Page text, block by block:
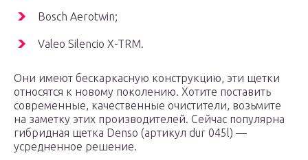
Bosch Aerotwin;
Valeo Silencio X-TRM.
Они имеют бескаркасную конструкцию, эти щетки
относятся к новому поколению. Хотите поставить
современные, качественные очистители, возьмите
на заметку этих производителей. Сейчас популярна
гибридная щетка Denso (артикул dur 045l) —
усредненное решение.